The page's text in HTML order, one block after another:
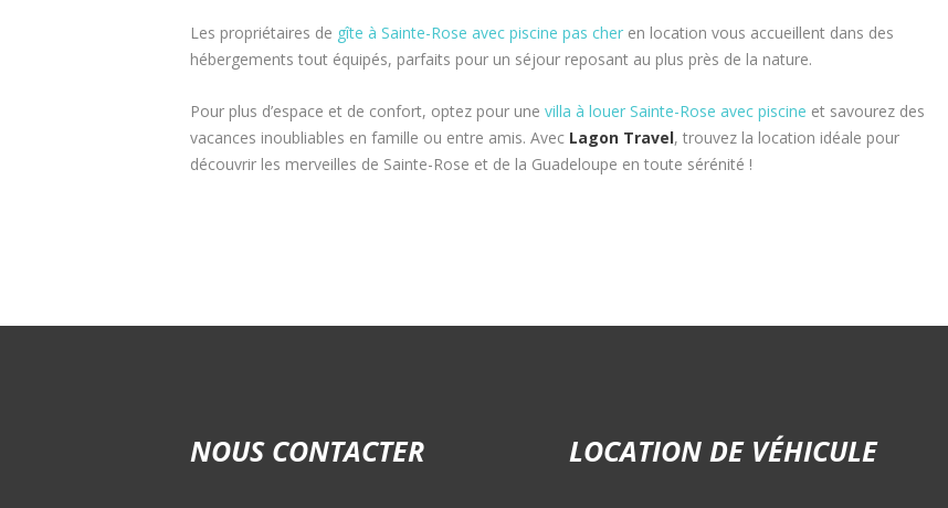
Les propriétaires de gîte à Sainte-Rose avec piscine pas cher en location vous accueillent dans des
hébergements tout équipés, parfaits pour un séjour reposant au plus près de la nature.
Pour plus d’espace et de confort, optez pour une villa à louer Sainte-Rose avec piscine et savourez des
vacances inoubliables en famille ou entre amis. Avec Lagon Travel, trouvez la location idéale pour
découvrir les merveilles de Sainte-Rose et de la Guadeloupe en toute sérénité !
NOUS CONTACTER LOCATION DE VÉHICULE